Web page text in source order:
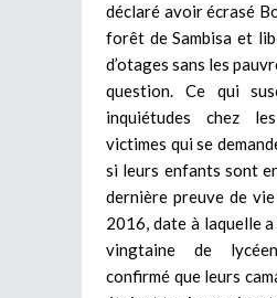
déclaré avoir écrasé
forêt de Sambisa et
d’otages sans les
question. Ce qui
inquiétudes chez
victimes qui se
si leurs enfants sont
dernière preuve de
2016, date à laquelle
vingtaine de
confirmé que leurs